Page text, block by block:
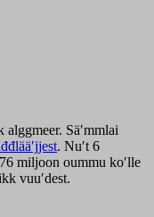
alggmeer. Säʹmmlai
. Nuʹt 6
miljoon oummu koʹlle
vuuʹdest.